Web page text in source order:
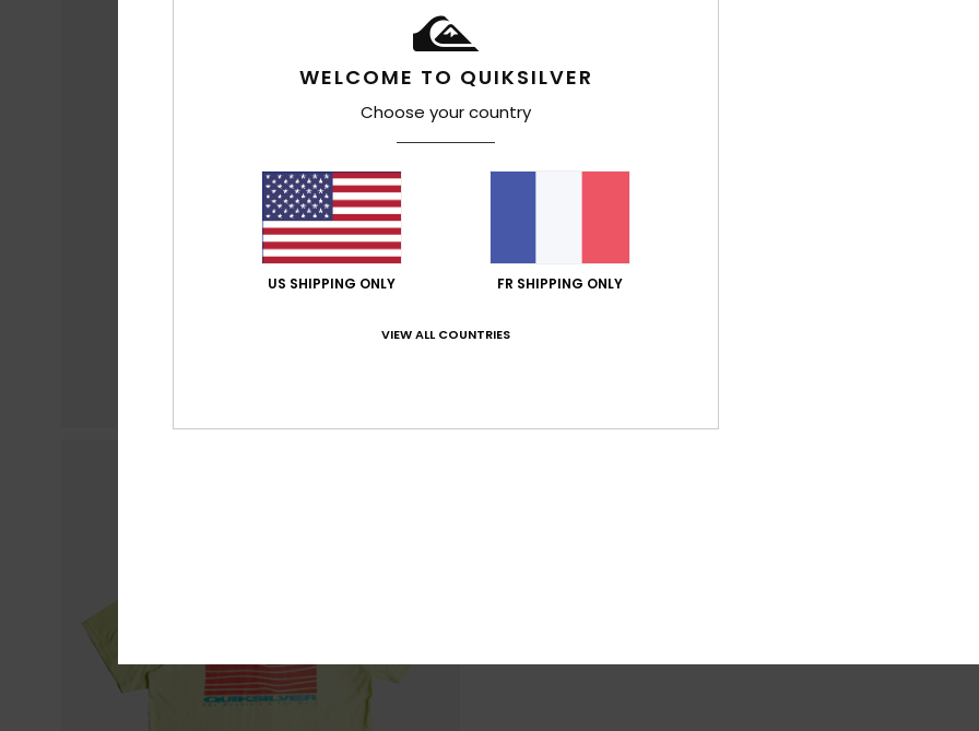
WELCOME TO QUIKSILVER
Choose your country
US SHIPPING ONLY FR SHIPPING ONLY
VIEW ALL COUNTRIES